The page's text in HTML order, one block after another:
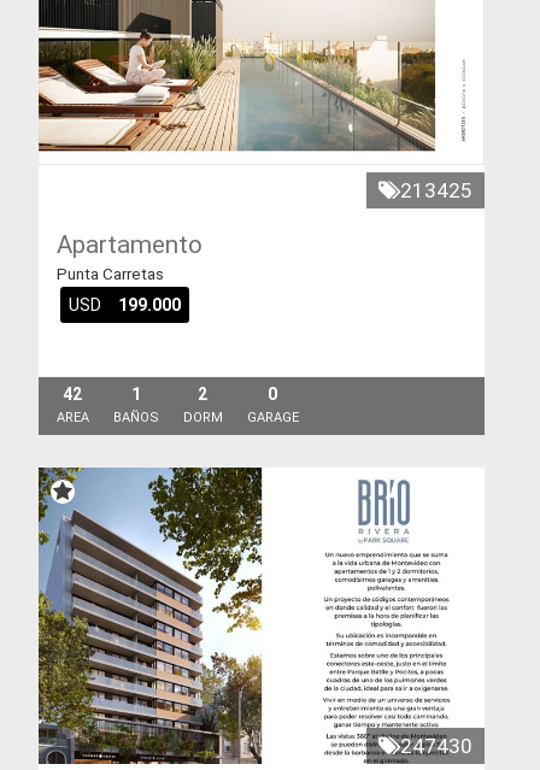
213425
Apartamento
Punta Carretas
USD 199.000
42
AREA
1
BAÑOS
2
DORM
0
GARAGE
247430